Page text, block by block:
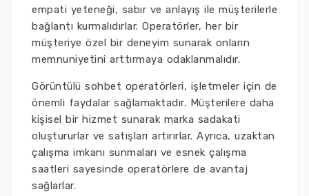
empati yeteneği, sabır ve anlayış ile müşterilerle
bağlantı kurmalıdırlar. Operatörler, her bir
müşteriye özel bir deneyim sunarak onların
memnuniyetini arttırmaya odaklanmalıdır.
Görüntülü sohbet operatörleri, işletmeler için de
önemli faydalar sağlamaktadır. Müşterilere daha
kişisel bir hizmet sunarak marka sadakati
oluştururlar ve satışları artırırlar. Ayrıca, uzaktan
çalışma imkanı sunmaları ve esnek çalışma
saatleri sayesinde operatörlere de avantaj
sağlarlar.